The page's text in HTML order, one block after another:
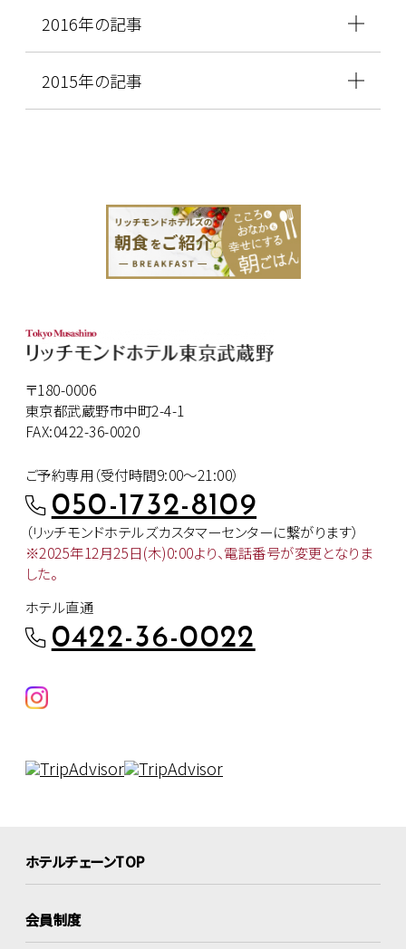
2016年の記事
2015年の記事
〒180-0006
東京都武蔵野市中町2-4-1
FAX:0422-36-0020
ご予約専用（受付時間9:00～21:00）
050-1732-8109
（リッチモンドホテルズカスタマーセンターに繋がります）
※2025年12月25日(木)0:00より、電話番号が変更となりま
した。
ホテル直通
0422-36-0022
ホテルチェーンTOP
会員制度